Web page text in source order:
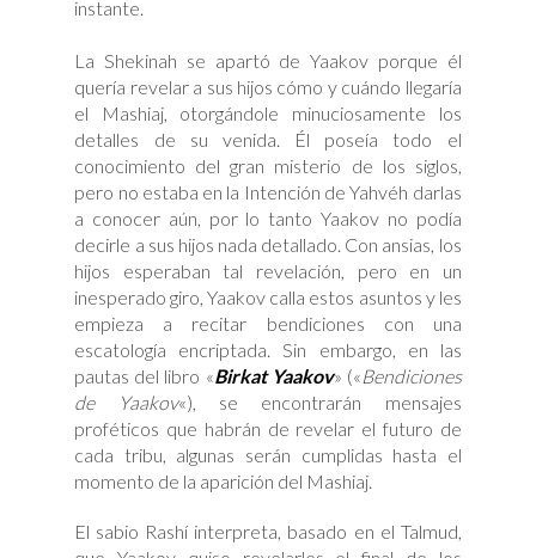
instante.
La Shekinah se apartó de Yaakov porque él
quería revelar a sus hijos cómo y cuándo llegaría
el Mashiaj, otorgándole minuciosamente los
detalles de su venida. Él poseía todo el
conocimiento del gran misterio de los siglos,
pero no estaba en la Intención de Yahvéh darlas
a conocer aún, por lo tanto Yaakov no podía
decirle a sus hijos nada detallado. Con ansias, los
hijos esperaban tal revelación, pero en un
inesperado giro, Yaakov calla estos asuntos y les
empieza a recitar bendiciones con una
escatología encriptada. Sin embargo, en las
pautas del libro «Birkat Yaakov» («Bendiciones
de Yaakov«), se encontrarán mensajes
proféticos que habrán de revelar el futuro de
cada tribu, algunas serán cumplidas hasta el
momento de la aparición del Mashiaj.
El sabio Rashí interpreta, basado en el Talmud,